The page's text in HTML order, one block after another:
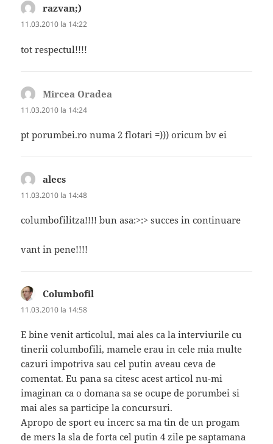
razvan;)
11.03.2010 la 14:22
tot respectul!!!!
Mircea Oradea
11.03.2010 la 14:24
pt porumbei.ro numa 2 flotari =))) oricum bv ei
alecs
11.03.2010 la 14:48
columbofilitza!!!! bun asa:>:> succes in continuare
vant in pene!!!!
Columbofil
11.03.2010 la 14:58
E bine venit articolul, mai ales ca la interviurile cu
tinerii columbofili, mamele erau in cele mia multe
cazuri impotriva sau cel putin aveau ceva de
comentat. Eu pana sa citesc acest articol nu-mi
imaginan ca o domana sa se ocupe de porumbei si
mai ales sa participe la concursuri.
Apropo de sport eu incerc sa ma tin de un progam
de mers la sla de forta cel putin 4 zile pe saptamana